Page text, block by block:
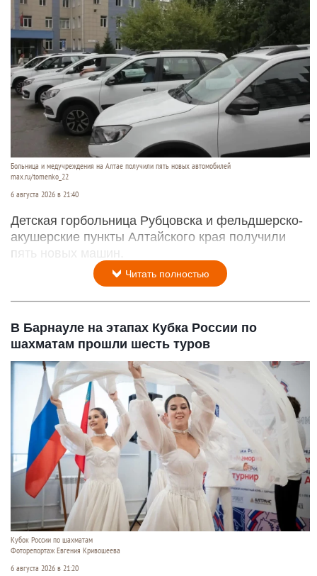
Больница и медучреждения на Алтае получили пять новых автомобилей
max.ru/tomenko_22
6 августа 2026 в 21:40
Детская горбольница Рубцовска и фельдшерско-
акушерские пункты Алтайского края получили
пять новых машин.
Читать полностью
В Барнауле на этапах Кубка России по
шахматам прошли шесть туров
Кубок России по шахматам
Фоторепортаж Евгения Кривошеева
6 августа 2026 в 21:20